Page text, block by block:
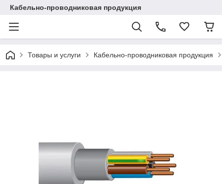
Кабельно-проводниковая продукция
Товары и услуги Кабельно-проводниковая продукция